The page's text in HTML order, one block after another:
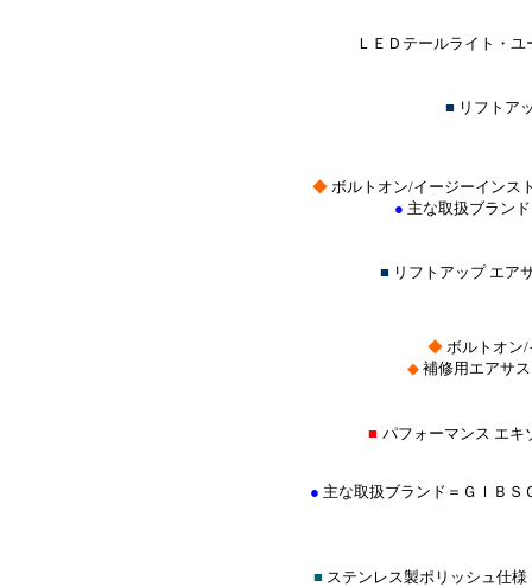
ＬＥＤテールライト・
■ リフトア
◆ ボルトオン/イージーインス
● 主な取扱ブラン
■ リフトアップ エ
◆ ボルトオン
◆補修用エアサ
■ パフォーマンス エ
● 主な取扱ブランド＝ＧＩＢＳ
■ ステンレス製ポリッシュ仕